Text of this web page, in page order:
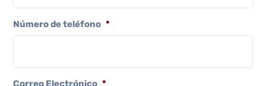
Número de teléfono *
Correo Electrónico *